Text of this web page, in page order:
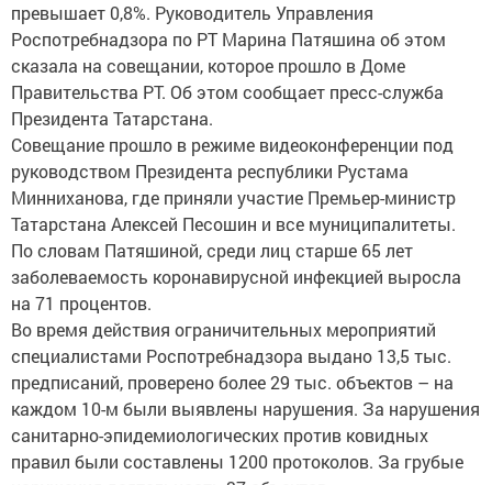
превышает 0,8%. Руководитель Управления
Роспотребнадзора по РТ Марина Патяшина об этом
сказала на совещании, которое прошло в Доме
Правительства РТ. Об этом сообщает пресс-служба
Президента Татарстана.
Совещание прошло в режиме видеоконференции под
руководством Президента республики Рустама
Минниханова, где приняли участие Премьер-министр
Татарстана Алексей Песошин и все муниципалитеты.
По словам Патяшиной, среди лиц старше 65 лет
заболеваемость коронавирусной инфекцией выросла
на 71 процентов.
Во время действия ограничительных мероприятий
специалистами Роспотребнадзора выдано 13,5 тыс.
предписаний, проверено более 29 тыс. объектов – на
каждом 10-м были выявлены нарушения. За нарушения
санитарно-эпидемиологических против ковидных
правил были составлены 1200 протоколов. За грубые